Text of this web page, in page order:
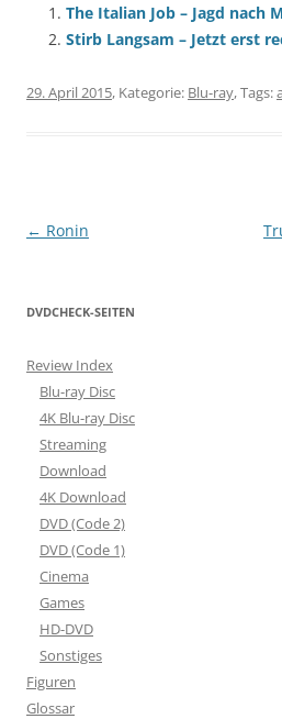
The Italian Job – Jagd nach
Stirb Langsam – Jetzt erst
29. April 2015, Kategorie: Blu-ray, Tags:
Beitragsnavigation
← Ronin
DVDCHECK-SEITEN
Review Index
Blu-ray Disc
4K Blu-ray Disc
Streaming
Download
4K Download
DVD (Code 2)
DVD (Code 1)
Cinema
Games
HD-DVD
Sonstiges
Figuren
Glossar